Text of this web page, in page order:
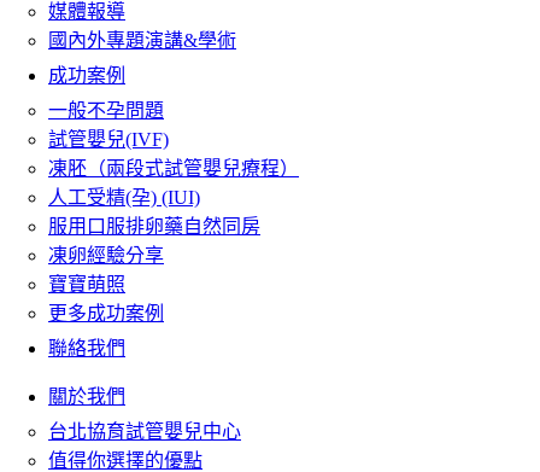
媒體報導
國內外專題演講&學術
成功案例
一般不孕問題
試管嬰兒(IVF)
凍胚（兩段式試管嬰兒療程）
人工受精(孕) (IUI)
服用口服排卵藥自然同房
凍卵經驗分享
寶寶萌照
更多成功案例
聯絡我們
關於我們
台北協育試管嬰兒中心
值得你選擇的優點